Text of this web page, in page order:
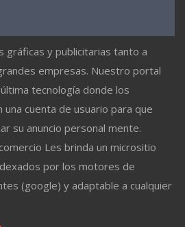
gráficas y publicitarias tanto a
empresas. Nuestro portal
tecnología donde los
una cuenta de usuario para que
su anuncio personal mente.
Les brinda un micrositio
por los motores de
(google) y adaptable a cualquier